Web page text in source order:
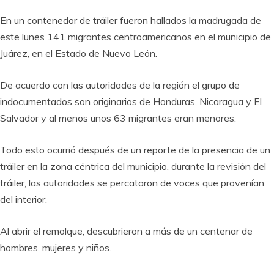
En un contenedor de tráiler fueron hallados la madrugada de
este lunes 141 migrantes centroamericanos en el municipio de
Juárez, en el Estado de Nuevo León.
De acuerdo con las autoridades de la región el grupo de
indocumentados son originarios de Honduras, Nicaragua y El
Salvador y al menos unos 63 migrantes eran menores.
Todo esto ocurrió después de un reporte de la presencia de un
tráiler en la zona céntrica del municipio, durante la revisión del
tráiler, las autoridades se percataron de voces que provenían
del interior.
Al abrir el remolque, descubrieron a más de un centenar de
hombres, mujeres y niños.